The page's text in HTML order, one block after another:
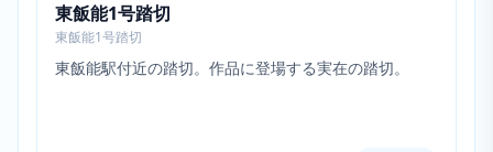
東飯能1号踏切
東飯能1号踏切
東飯能駅付近の踏切。作品に登場する実在の踏切。